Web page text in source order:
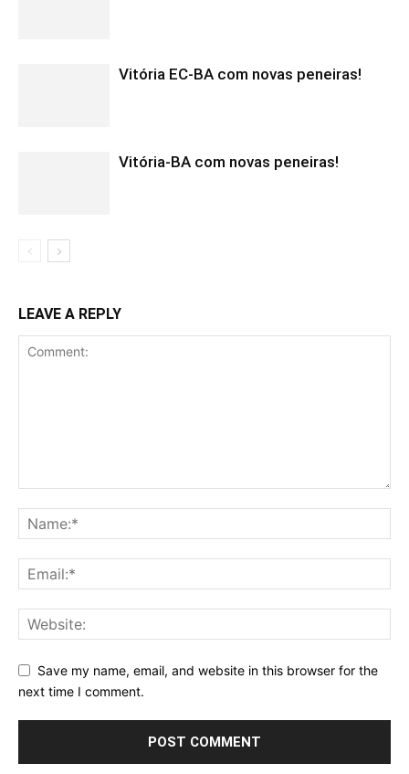
Vitória EC-BA com novas peneiras!
Vitória-BA com novas peneiras!
LEAVE A REPLY
Save my name, email, and website in this browser for the
next time I comment.